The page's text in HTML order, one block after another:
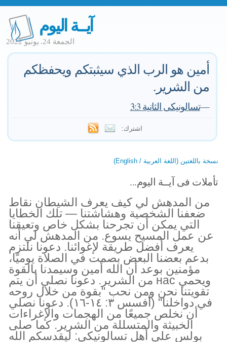
آيــة اليوم
الجمعة 24. يونيو 2022
أمين هو الرب الذي سيثبتكم ويحفظكم
من الشرير.
—تسالونيكى الثانية 3:3
اشترك:
نسخة باللغتين (اللغة العربية / English)
تأملات فى آيــة اليوم...
من المدهش لي كيف يعرف الشيطان نقاط
ضعفنا الشخصية وهشاشتنا — تلك الخطايا
التي يمكن أن تجرحنا بشكل خاص وتعيقنا
عن عمل المسيح يسوع. من المدهش لي أنه
يعرف أفضل طريقة لإغوائنا. دعونا نلتزم
بدعم بعضنا البعض بصمت في الصلاة يوميًا،
مؤمنين بوعد أن الله أمين وسيمدنا بالقوة
ويحمي нас من الشرير. دعونا نصلي أن يتم
تقويتنا نحن ومن نحب "بقوة من خلال روحه
في دواخلنا" (أفسس ٣: ١٤-١٦). دعونا نصلي
أن نخلص جميعًا من الهجمات والإغراءات
الخبيثة والمتسللة من الشرير. كما صلى
بولس على أهل تسالونيكي: ليقدسكم الله